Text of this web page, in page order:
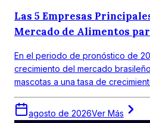
Las 5 Empresas
Mercado de Alimentos
En el periodo de pronóstico de
crecimiento del mercado
mascotas a una tasa de
10,80%.
agosto de 2026Ver Más